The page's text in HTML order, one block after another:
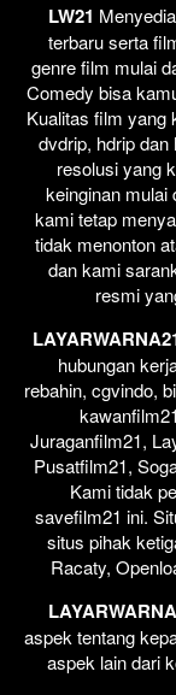
LW21
terbaru serta
genre film mulai
Comedy bisa
Kualitas film yang
dvdrip, hdrip
resolusi yang
keinginan mulai
kami tetap
tidak menonton
dan kami
resmi
hubungan
rebahin, cgvindo,
Juraganfilm21,
Pusatfilm21,
Kami tidak
savefilm21 ini.
situs pihak
Racaty,
aspek tentang
aspek lain dari